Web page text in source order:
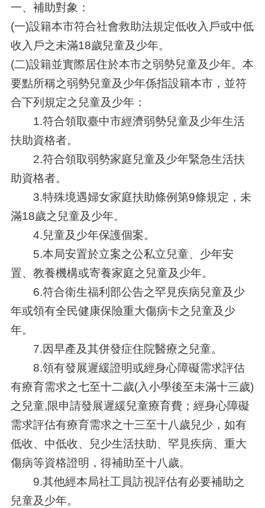
一、補助對象：
(一)設籍本市符合社會救助法規定低收入戶或中低
收入戶之未滿18歲兒童及少年。
(二)設籍並實際居住於本市之弱勢兒童及少年。本
要點所稱之弱勢兒童及少年係指設籍本市，並符
合下列規定之兒童及少年：
1.符合領取臺中市經濟弱勢兒童及少年生活
扶助資格者。
2.符合領取弱勢家庭兒童及少年緊急生活扶
助資格者。
3.特殊境遇婦女家庭扶助條例第9條規定，未
滿18歲之兒童及少年。
4.兒童及少年保護個案。
5.本局安置於立案之公私立兒童、少年安
置、教養機構或寄養家庭之兒童及少年。
6.符合衛生福利部公告之罕見疾病兒童及少
年或領有全民健康保險重大傷病卡之兒童及少
年。
7.因早產及其併發症住院醫療之兒童。
8.領有發展遲緩證明或經身心障礙需求評估
有療育需求之七至十二歲(入小學後至未滿十三歲)
之兒童,限申請發展遲緩兒童療育費；經身心障礙
需求評估有療育需求之十三至十八歲兒少，如有
低收、中低收、兒少生活扶助、罕見疾病、重大
傷病等資格證明，得補助至十八歲。
9.其他經本局社工員訪視評估有必要補助之
兒童及少年。